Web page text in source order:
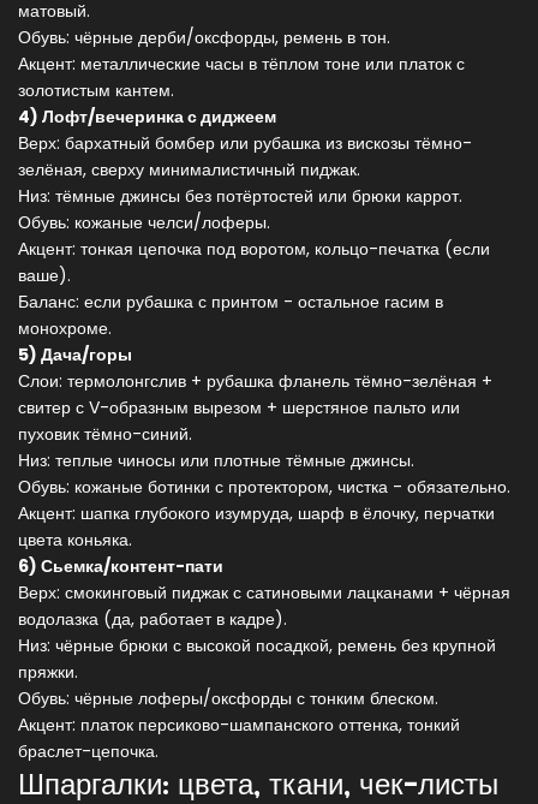
матовый.
Обувь: чёрные дерби/оксфорды, ремень в тон.
Акцент: металлические часы в тёплом тоне или платок с
золотистым кантем.
4) Лофт/вечеринка с диджеем
Верх: бархатный бомбер или рубашка из вискозы тёмно-
зелёная, сверху минималистичный пиджак.
Низ: тёмные джинсы без потёртостей или брюки каррот.
Обувь: кожаные челси/лоферы.
Акцент: тонкая цепочка под воротом, кольцо-печатка (если
ваше).
Баланс: если рубашка с принтом - остальное гасим в
монохроме.
5) Дача/горы
Слои: термолонгслив + рубашка фланель тёмно-зелёная +
свитер с V-образным вырезом + шерстяное пальто или
пуховик тёмно-синий.
Низ: теплые чиносы или плотные тёмные джинсы.
Обувь: кожаные ботинки с протектором, чистка - обязательно.
Акцент: шапка глубокого изумруда, шарф в ёлочку, перчатки
цвета коньяка.
6) Сьемка/контент-пати
Верх: смокинговый пиджак с сатиновыми лацканами + чёрная
водолазка (да, работает в кадре).
Низ: чёрные брюки с высокой посадкой, ремень без крупной
пряжки.
Обувь: чёрные лоферы/оксфорды с тонким блеском.
Акцент: платок персиково-шампанского оттенка, тонкий
браслет-цепочка.
Шпаргалки: цвета, ткани, чек-листы